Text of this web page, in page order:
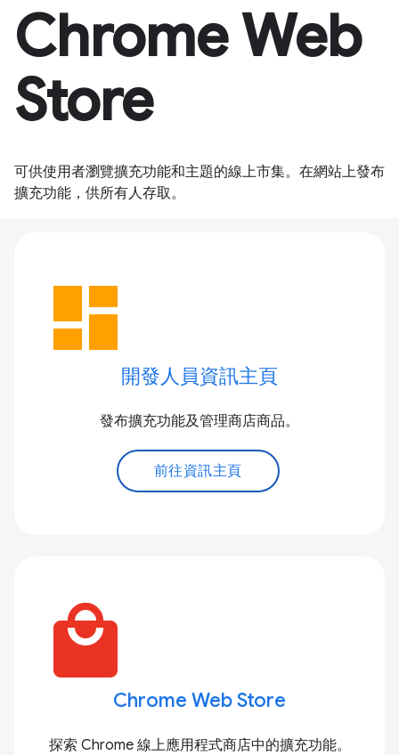
Chrome Web
Store
可供使用者瀏覽擴充功能和主題的線上市集。在網站上發布
擴充功能，供所有人存取。
dashboard
開發人員資訊主頁
發布擴充功能及管理商店商品。
前往資訊主頁
local_mall
Chrome Web Store
探索 Chrome 線上應用程式商店中的擴充功能。